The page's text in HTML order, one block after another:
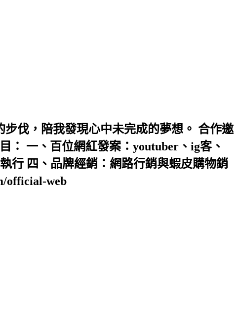
伐，陪我發現心中未完成的夢想。 合作邀
： 一、百位網紅發案：youtuber、ig客、
行 四、品牌經銷：網路行銷與蝦皮購物銷
official-web